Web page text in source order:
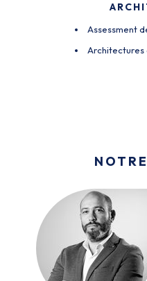
Assessment
Architectures